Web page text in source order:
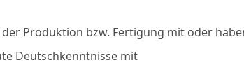
Produktion bzw. Fertigung mit oder
Deutschkenntnisse mit